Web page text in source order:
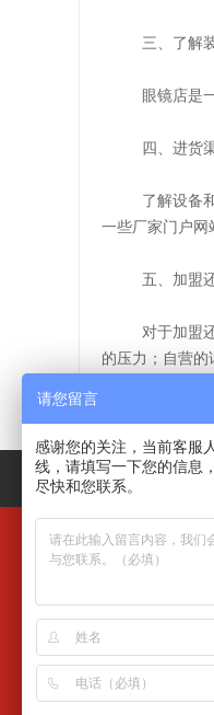
三、了解
眼镜店是
四、进货
了解设备
一些厂家门户网
五、加盟
对于加盟
的压力；自营的
首页
友情链接
请您留言
感谢您的关注，当前客服
线，请填写一下您的信息
尽快和您联系。